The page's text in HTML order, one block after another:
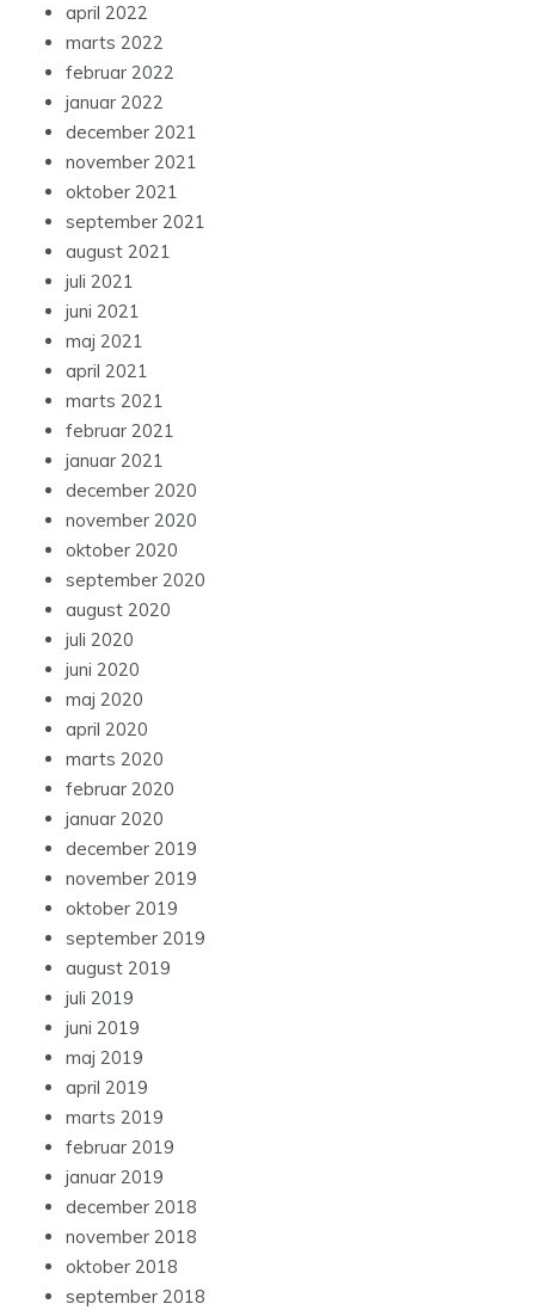
april 2022
marts 2022
februar 2022
januar 2022
december 2021
november 2021
oktober 2021
september 2021
august 2021
juli 2021
juni 2021
maj 2021
april 2021
marts 2021
februar 2021
januar 2021
december 2020
november 2020
oktober 2020
september 2020
august 2020
juli 2020
juni 2020
maj 2020
april 2020
marts 2020
februar 2020
januar 2020
december 2019
november 2019
oktober 2019
september 2019
august 2019
juli 2019
juni 2019
maj 2019
april 2019
marts 2019
februar 2019
januar 2019
december 2018
november 2018
oktober 2018
september 2018